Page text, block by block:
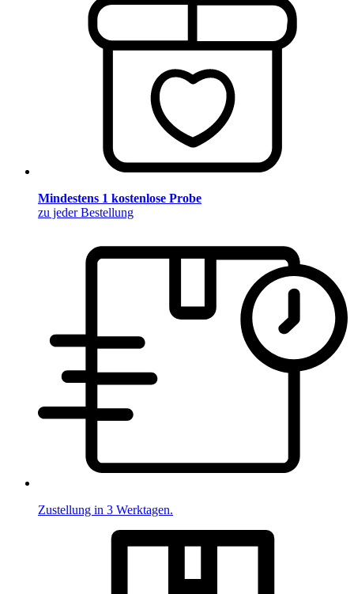
Mindestens 1 kostenlose Probe
zu jeder Bestellung
Zustellung in 3 Werktagen.